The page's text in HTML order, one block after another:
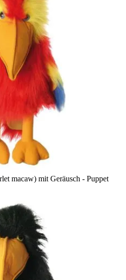
macaw) mit Geräusch - Puppet